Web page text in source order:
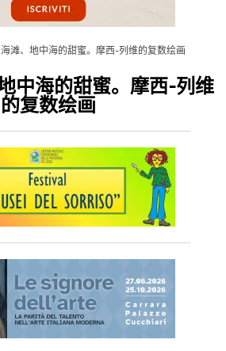
滩、地中海的甜蜜。摩西-列维的复数绘画
中海的甜蜜。摩西-列维
的复数绘画